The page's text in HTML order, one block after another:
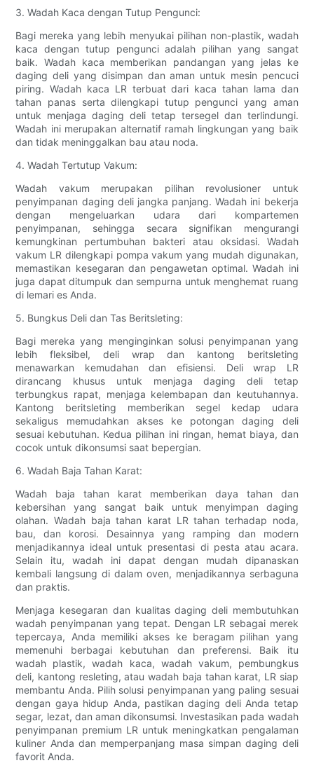
3. Wadah Kaca dengan Tutup Pengunci:
Bagi mereka yang lebih menyukai pilihan non-plastik, wadah
kaca dengan tutup pengunci adalah pilihan yang sangat
baik. Wadah kaca memberikan pandangan yang jelas ke
daging deli yang disimpan dan aman untuk mesin pencuci
piring. Wadah kaca LR terbuat dari kaca tahan lama dan
tahan panas serta dilengkapi tutup pengunci yang aman
untuk menjaga daging deli tetap tersegel dan terlindungi.
Wadah ini merupakan alternatif ramah lingkungan yang baik
dan tidak meninggalkan bau atau noda.
4. Wadah Tertutup Vakum:
Wadah vakum merupakan pilihan revolusioner untuk
penyimpanan daging deli jangka panjang. Wadah ini bekerja
dengan mengeluarkan udara dari kompartemen
penyimpanan, sehingga secara signifikan mengurangi
kemungkinan pertumbuhan bakteri atau oksidasi. Wadah
vakum LR dilengkapi pompa vakum yang mudah digunakan,
memastikan kesegaran dan pengawetan optimal. Wadah ini
juga dapat ditumpuk dan sempurna untuk menghemat ruang
di lemari es Anda.
5. Bungkus Deli dan Tas Beritsleting:
Bagi mereka yang menginginkan solusi penyimpanan yang
lebih fleksibel, deli wrap dan kantong beritsleting
menawarkan kemudahan dan efisiensi. Deli wrap LR
dirancang khusus untuk menjaga daging deli tetap
terbungkus rapat, menjaga kelembapan dan keutuhannya.
Kantong beritsleting memberikan segel kedap udara
sekaligus memudahkan akses ke potongan daging deli
sesuai kebutuhan. Kedua pilihan ini ringan, hemat biaya, dan
cocok untuk dikonsumsi saat bepergian.
6. Wadah Baja Tahan Karat:
Wadah baja tahan karat memberikan daya tahan dan
kebersihan yang sangat baik untuk menyimpan daging
olahan. Wadah baja tahan karat LR tahan terhadap noda,
bau, dan korosi. Desainnya yang ramping dan modern
menjadikannya ideal untuk presentasi di pesta atau acara.
Selain itu, wadah ini dapat dengan mudah dipanaskan
kembali langsung di dalam oven, menjadikannya serbaguna
dan praktis.
Menjaga kesegaran dan kualitas daging deli membutuhkan
wadah penyimpanan yang tepat. Dengan LR sebagai merek
tepercaya, Anda memiliki akses ke beragam pilihan yang
memenuhi berbagai kebutuhan dan preferensi. Baik itu
wadah plastik, wadah kaca, wadah vakum, pembungkus
deli, kantong resleting, atau wadah baja tahan karat, LR siap
membantu Anda. Pilih solusi penyimpanan yang paling sesuai
dengan gaya hidup Anda, pastikan daging deli Anda tetap
segar, lezat, dan aman dikonsumsi. Investasikan pada wadah
penyimpanan premium LR untuk meningkatkan pengalaman
kuliner Anda dan memperpanjang masa simpan daging deli
favorit Anda.